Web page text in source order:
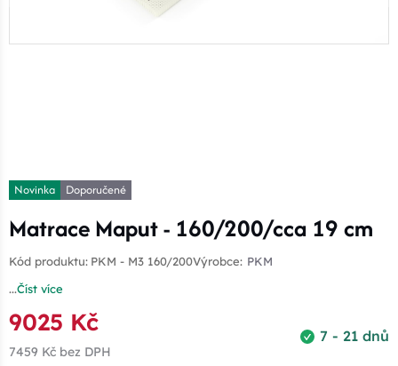
Novinka Doporučené
Matrace Maput - 160/200/cca 19 cm
Kód produktu: PKM - M3 160/200Výrobce: PKM
...Číst více
7 - 21 dnů
9025 Kč
7459 Kč bez DPH